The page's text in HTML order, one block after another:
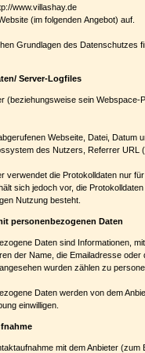
www.villashay.de
(im folgenden Angebot) auf.
Grundlagen des Datenschutzes
Server-Logfiles
(beziehungsweise sein
Webseite, Datei, Datum
des Nutzers, Referrer URL
verwendet die Protokolldaten nur
sich jedoch vor, die
Nutzung besteht.
personenbezogenen Daten
Daten sind Informationen,
der Name, die Emailadresse
wurden zählen zu
Daten werden von dem
einwilligen.
mit dem Anbieter